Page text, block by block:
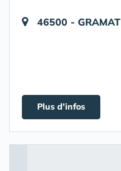
46500 - GRAMAT
Plus d'infos